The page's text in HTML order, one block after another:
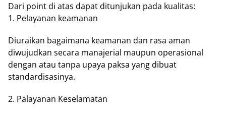
Dari point di atas dapat ditunjukan pada kualitas:
1. Pelayanan keamanan
Diuraikan bagaimana keamanan dan rasa aman
diwujudkan secara manajerial maupun operasional
dengan atau tanpa upaya paksa yang dibuat
standardisasinya.
2. Palayanan Keselamatan